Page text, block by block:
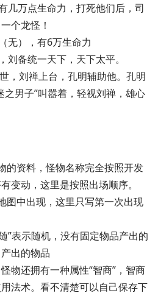
几万点生命力，打死他们后，司
个龙怪！
无），有6万生命力
刘备统一天下，天下太平。
，刘禅上台，孔明辅助他。孔明
之男子”叫嚣着，轻视刘禅，雄心
的资料，怪物名称完全按照开发
变动，这里是按照出场顺序。
图中出现，这里只写第一次出现
”表示随机，没有固定物品产出的
出的物品
物还拥有一种属性“智商”，智商
法术。看不清楚可以自己保存下